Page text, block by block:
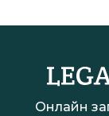
Онлайн